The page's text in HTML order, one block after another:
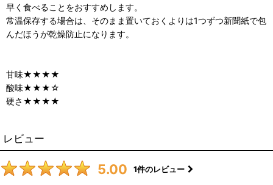
早く食べることをおすすめします。
常温保存する場合は、そのまま置いておくよりは1つずつ新聞紙で包
んだほうが乾燥防止になります。
甘味★★★★
酸味★★★☆
硬さ★★★★
レビュー
5.00 1件のレビュー